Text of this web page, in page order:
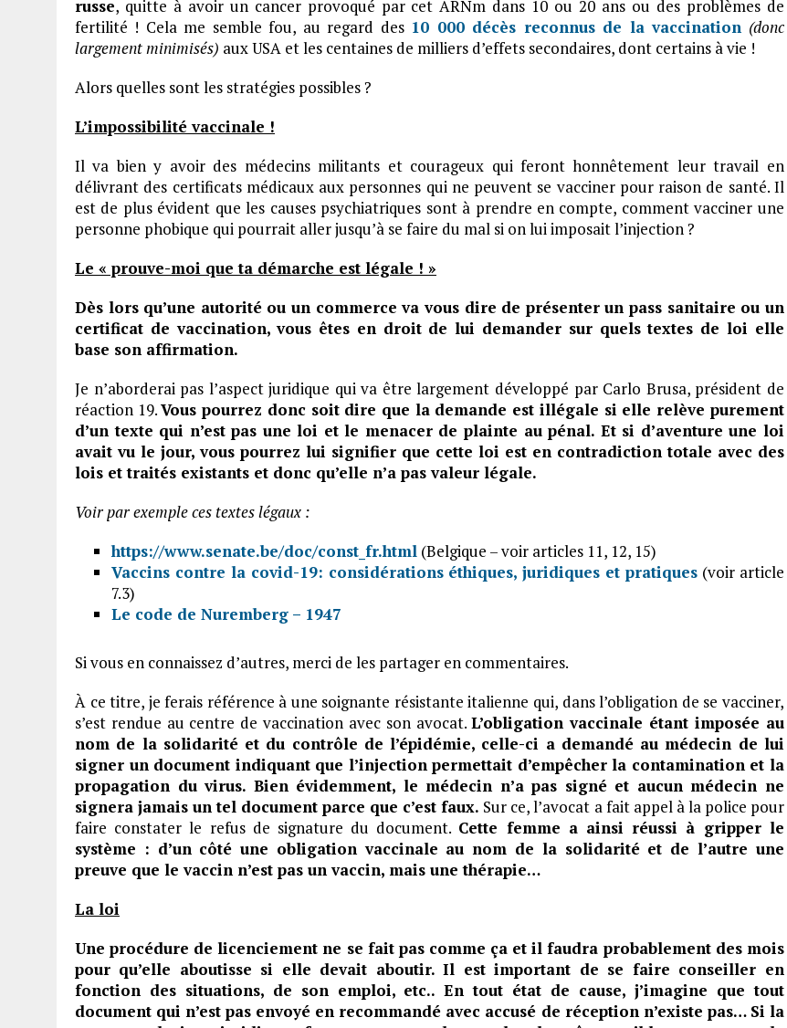
russe, quitte à avoir un cancer provoqué par cet ARNm dans 10 ou 20 ans ou des problèmes de
fertilité ! Cela me semble fou, au regard des 10 000 décès reconnus de la vaccination (donc
largement minimisés) aux USA et les centaines de milliers d’effets secondaires, dont certains à vie !
Alors quelles sont les stratégies possibles ?
L’impossibilité vaccinale !
Il va bien y avoir des médecins militants et courageux qui feront honnêtement leur travail en
délivrant des certificats médicaux aux personnes qui ne peuvent se vacciner pour raison de santé. Il
est de plus évident que les causes psychiatriques sont à prendre en compte, comment vacciner une
personne phobique qui pourrait aller jusqu’à se faire du mal si on lui imposait l’injection ?
Le « prouve-moi que ta démarche est légale ! »
Dès lors qu’une autorité ou un commerce va vous dire de présenter un pass sanitaire ou un
certificat de vaccination, vous êtes en droit de lui demander sur quels textes de loi elle
base son affirmation.
Je n’aborderai pas l’aspect juridique qui va être largement développé par Carlo Brusa, président de
réaction 19.Vous pourrez donc soit dire que la demande est illégale si elle relève purement
d’un texte qui n’est pas une loi et le menacer de plainte au pénal. Et si d’aventure une loi
avait vu le jour, vous pourrez lui signifier que cette loi est en contradiction totale avec des
lois et traités existants et donc qu’elle n’a pas valeur légale.
Voir par exemple ces textes légaux :
https://www.senate.be/doc/const_fr.html (Belgique – voir articles 11, 12, 15)
Vaccins contre la covid-19: considérations éthiques, juridiques et pratiques (voir article
7.3)
Le code de Nuremberg – 1947
Si vous en connaissez d’autres, merci de les partager en commentaires.
À ce titre, je ferais référence à une soignante résistante italienne qui, dans l’obligation de se vacciner,
s’est rendue au centre de vaccination avec son avocat.L’obligation vaccinale étant imposée au
nom de la solidarité et du contrôle de l’épidémie, celle-ci a demandé au médecin de lui
signer un document indiquant que l’injection permettait d’empêcher la contamination et la
propagation du virus. Bien évidemment, le médecin n’a pas signé et aucun médecin ne
signera jamais un tel document parce que c’est faux. Sur ce, l’avocat a fait appel à la police pour
faire constater le refus de signature du document. Cette femme a ainsi réussi à gripper le
système : d’un côté une obligation vaccinale au nom de la solidarité et de l’autre une
preuve que le vaccin n’est pas un vaccin, mais une thérapie…
La loi
Une procédure de licenciement ne se fait pas comme ça et il faudra probablement des mois
pour qu’elle aboutisse si elle devait aboutir. Il est important de se faire conseiller en
fonction des situations, de son emploi, etc.. En tout état de cause, j’imagine que tout
document qui n’est pas envoyé en recommandé avec accusé de réception n’existe pas… Si la